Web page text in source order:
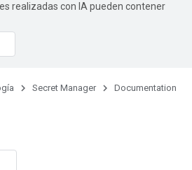
realizadas con IA pueden contener
Secret Manager
Documentation